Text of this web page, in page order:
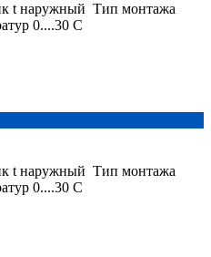
t наружный Тип монтажа
0....30 С
t наружный Тип монтажа
0....30 С